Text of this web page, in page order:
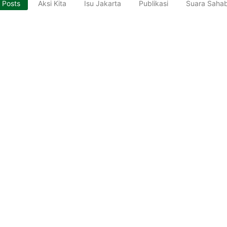
Posts Aksi Kita Isu Jakarta Publikasi Suara